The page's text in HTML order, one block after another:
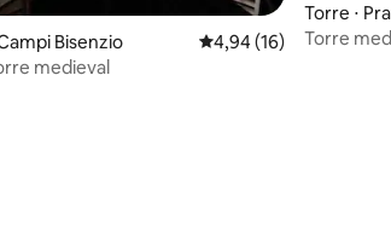
média de 5, 129 avaliações
Bisenzio 4,94 de uma avaliação
4,94 (16)
medieval
Torre ⋅
Torre